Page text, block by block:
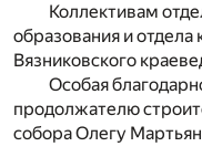
Коллективам
образования и
Вязниковского
Особая
продолжателю
собора Олегу